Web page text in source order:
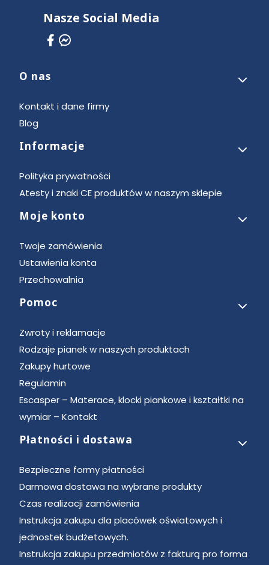
Nasze Social Media
Linki w stopce
O nas
Kontakt i dane firmy
Blog
Informacje
Polityka prywatności
Atesty i znaki CE produktów w naszym sklepie
Moje konto
Twoje zamówienia
Ustawienia konta
Przechowalnia
Pomoc
Zwroty i reklamacje
Rodzaje pianek w naszych produktach
Zakupy hurtowe
Regulamin
Escasper – Materace, klocki piankowe i kształtki na
wymiar – Kontakt
Płatności i dostawa
Bezpieczne formy płatności
Darmowa dostawa na wybrane produkty
Czas realizacji zamówienia
Instrukcja zakupu dla placówek oświatowych i
jednostek budżetowych.
Instrukcja zakupu przedmiotów z fakturą pro forma